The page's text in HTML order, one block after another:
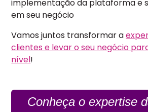
implementação da plataforma e
em seu negócio
Vamos juntos transformar a
clientes e levar o seu negócio
nível!
Conheça o expertise